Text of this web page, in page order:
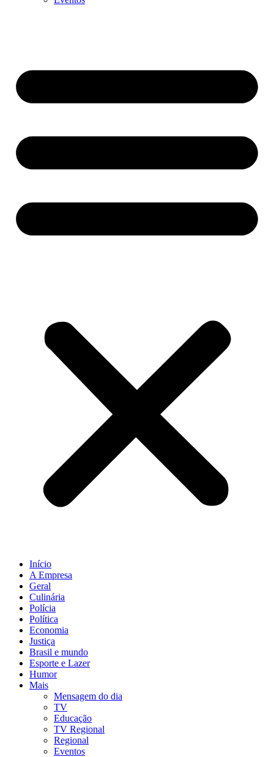
Início
A Empresa
Geral
Culinária
Polícia
Política
Economia
Justiça
Brasil e mundo
Esporte e Lazer
Humor
Mais
Mensagem do dia
TV
Educação
TV Regional
Regional
Eventos